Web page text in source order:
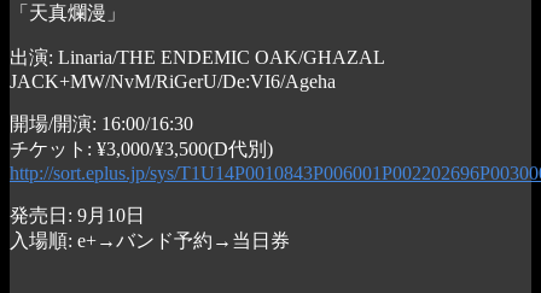
「天真爛漫」
出演: Linaria/THE ENDEMIC OAK/GHAZAL
JACK+MW/NvM/RiGerU/De:VI6/Ageha
開場/開演: 16:00/16:30
チケット: ¥3,000/¥3,500(D代別)
http://sort.eplus.jp/sys/
発売日: 9月10日
入場順: e+→バンド予約→当日券